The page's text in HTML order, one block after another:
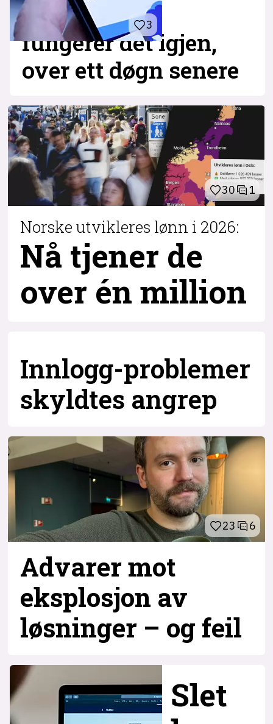
3
fungerer det igjen,
over ett døgn senere
30 1
Norske utvikleres lønn i 2026:
Nå tjener de
over én million
Innlogg-problemer
skyldtes angrep
23 6
Advarer mot
eksplosjon av
løsninger – og feil
Slet